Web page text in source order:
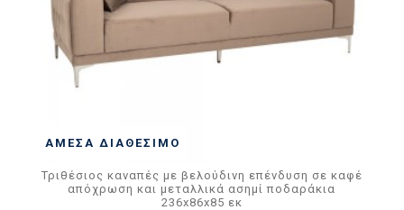
ΆΜΕΣΑ ΔΙΑΘΈΣΙΜΟ
Τριθέσιος καναπές με βελούδινη επένδυση σε καφέ
απόχρωση και μεταλλικά ασημί ποδαράκια
236x86x85 εκ